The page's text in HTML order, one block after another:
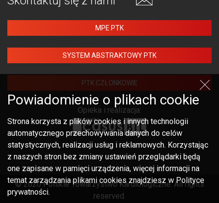
MPE PTK
SYSTEM ABSTRAKTOWY PTK
PTK CZŁONKOWIE
Opieka i realizacja:
© 2020 Polskie Towarzystwo Kardiologiczne. All rights
reserved.
Powiadomienie o plikach cookie
Strona korzysta z plików cookies i innych technologii
automatycznego przechowywania danych do celów
statystycznych, realizacji usług i reklamowych. Korzystając
z naszych stron bez zmiany ustawień przeglądarki będą
one zapisane w pamięci urządzenia, więcej informacji na
temat zarządzania plikami cookies znajdziesz w Polityce
prywatności.